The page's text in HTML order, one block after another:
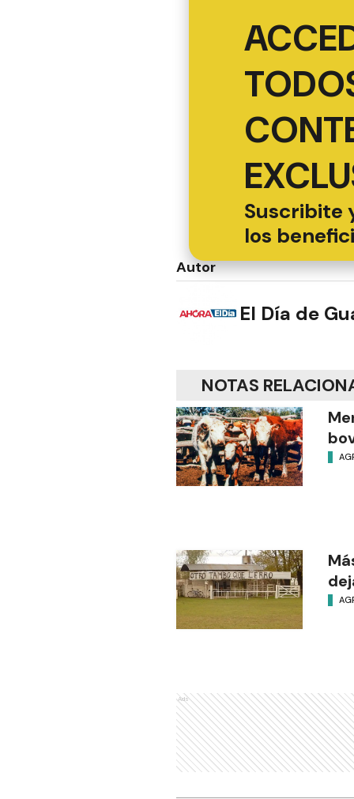
Suscribite
los
Autor
El Día de
NOTAS
Ads